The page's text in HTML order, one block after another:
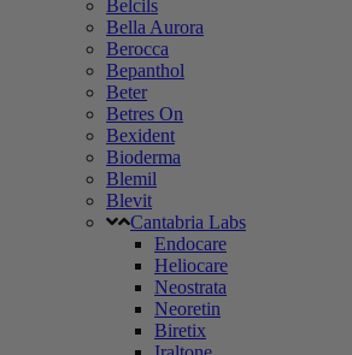
Belcils
Bella Aurora
Berocca
Bepanthol
Beter
Betres On
Bexident
Bioderma
Blemil
Blevit
Cantabria Labs
Endocare
Heliocare
Neostrata
Neoretin
Biretix